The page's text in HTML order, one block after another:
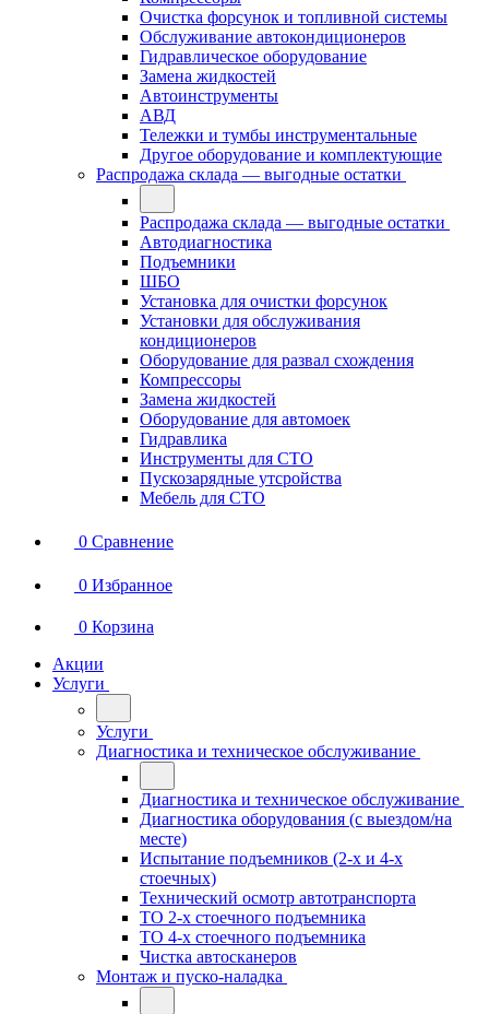
Очистка форсунок и топливной системы
Обслуживание автокондиционеров
Гидравлическое оборудование
Замена жидкостей
Автоинструменты
АВД
Тележки и тумбы инструментальные
Другое оборудование и комплектующие
Распродажа склада — выгодные остатки
Распродажа склада — выгодные остатки
Автодиагностика
Подъемники
ШБО
Установка для очистки форсунок
Установки для обслуживания
кондиционеров
Оборудование для развал схождения
Компрессоры
Замена жидкостей
Оборудование для автомоек
Гидравлика
Инструменты для СТО
Пускозарядные утсройства
Мебель для СТО
0 Сравнение
0 Избранное
0 Корзина
Акции
Услуги
Услуги
Диагностика и техническое обслуживание
Диагностика и техническое обслуживание
Диагностика оборудования (с выездом/на
месте)
Испытание подъемников (2-х и 4-х
стоечных)
Технический осмотр автотранспорта
ТО 2-х стоечного подъемника
ТО 4-х стоечного подъемника
Чистка автосканеров
Монтаж и пуско-наладка